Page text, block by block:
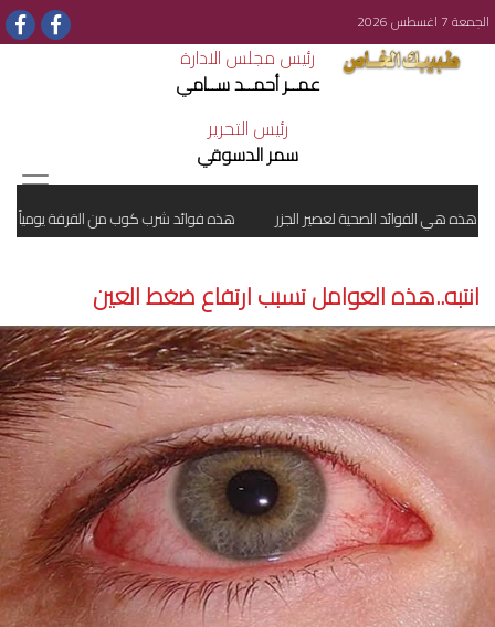
الجمعة 7 اغسطس 2026
رئيس مجلس الادارة
عمــر أحمــد ســامي
رئيس التحرير
سمر الدسوقي
هذه هي الفوائد الصحية لعصير الجزر هذه فوائد شرب كوب من القرفة يومياً
انتبه..هذه العوامل تسبب ارتفاع ضغط العين